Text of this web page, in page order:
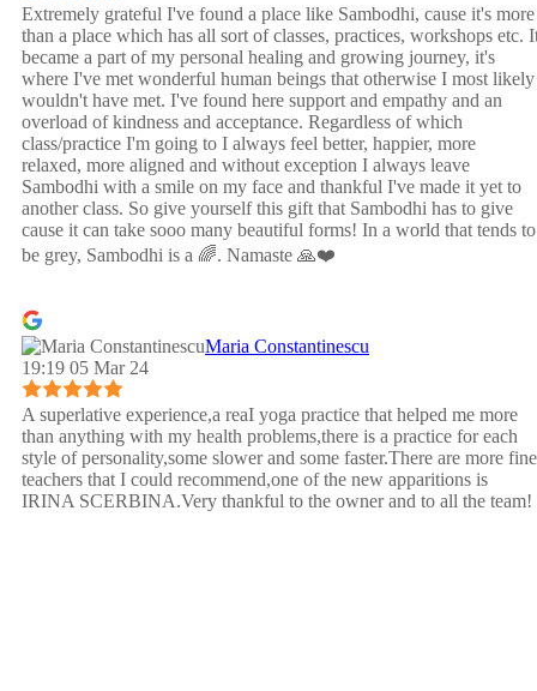
Extremely grateful I've found a place like Sambodhi, cause it's more
than a place which has all sort of classes, practices, workshops etc.
became a part of my personal healing and growing journey, it's
where I've met wonderful human beings that otherwise I most likely
wouldn't have met. I've found here support and empathy and an
overload of kindness and acceptance. Regardless of which
class/practice I'm going to I always feel better, happier, more
relaxed, more aligned and without exception I always leave
Sambodhi with a smile on my face and thankful I've made it yet to
another class. So give yourself this gift that Sambodhi has to give
cause it can take sooo many beautiful forms! In a world that tends to
be grey, Sambodhi is a 🌈. Namaste 🙏❤️
Maria Constantinescu
19:19 05 Mar 24
A superlative experience,a reaI yoga practice that helped me more
than anything with my health problems,there is a practice for each
style of personality,some slower and some faster.There are more fine
teachers that I could recommend,one of the new apparitions is
IRINA SCERBINA.Very thankful to the owner and to all the team!